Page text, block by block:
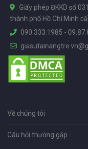
Giấy phép ĐKKD số
thành phố Hồ Chí Minh
090.333.1985 -
Về chúng tôi
Câu hỏi thường gặp